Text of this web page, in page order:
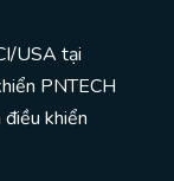
USA tại
PNTECH
khiển